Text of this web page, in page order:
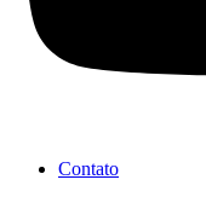
Contato